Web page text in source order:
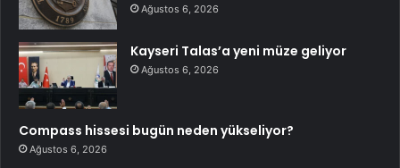
Ağustos 6, 2026
Kayseri Talas’a yeni müze geliyor
Ağustos 6, 2026
Compass hissesi bugün neden yükseliyor?
Ağustos 6, 2026